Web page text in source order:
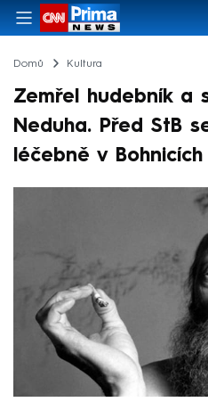
Domů Kultura
Zemřel hudebník a
Neduha. Před StB
léčebně v Bohnicích